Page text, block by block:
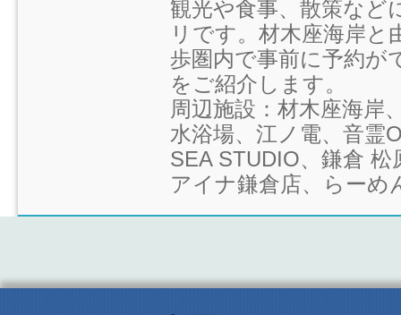
観光や食事、散策など
リです。材木座海岸と
歩圏内で事前に予約が
をご紹介します。
周辺施設：材木座海岸
水浴場、江ノ電、音霊
SEA STUDIO、鎌倉 松
アイナ鎌倉店、らーめ